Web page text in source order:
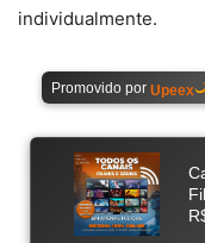
individualmente.